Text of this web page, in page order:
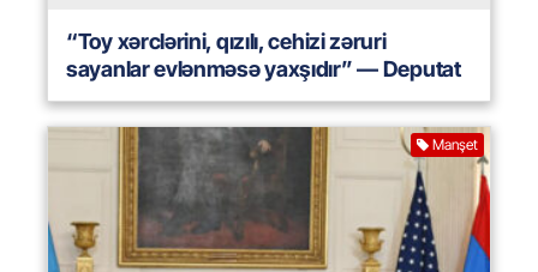
“Toy xərclərini, qızılı, cehizi zəruri
sayanlar evlənməsə yaxşıdır” — Deputat
Manşet